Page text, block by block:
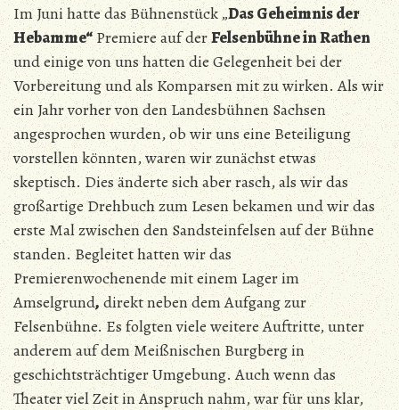
Im Juni hatte das Bühnenstück „Das Geheimnis der
Hebamme“Premiere auf derFelsenbühne in Rathen
und einige von uns hatten die Gelegenheit bei der
Vorbereitung und als Komparsen mit zu wirken. Als wir
ein Jahr vorher von den Landesbühnen Sachsen
angesprochen wurden, ob wir uns eine Beteiligung
vorstellen könnten, waren wir zunächst etwas
skeptisch. Dies änderte sich aber rasch, als wir das
großartige Drehbuch zum Lesen bekamen und wir das
erste Mal zwischen den Sandsteinfelsen auf der Bühne
standen. Begleitet hatten wir das
Premierenwochenende mit einem Lager im
Amselgrund,direkt neben dem Aufgang zur
Felsenbühne. Es folgten viele weitere Auftritte, unter
anderem auf dem Meißnischen Burgberg in
geschichtsträchtiger Umgebung. Auch wenn das
Theater viel Zeit in Anspruch nahm, war für uns klar,